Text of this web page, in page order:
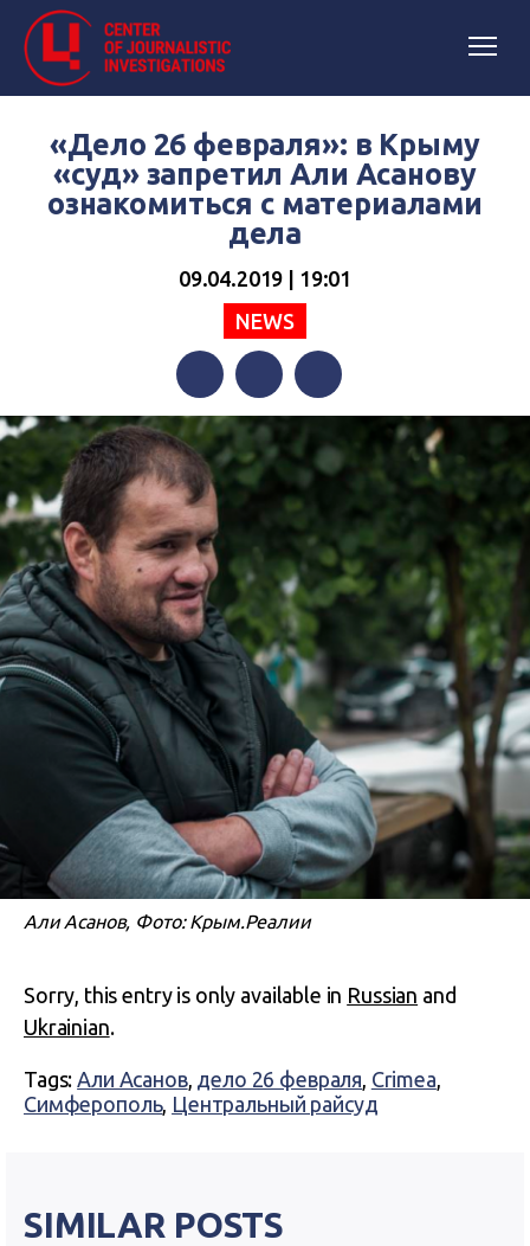
«Дело 26 февраля»: в Крыму
«суд» запретил Али Асанову
ознакомиться с материалами
дела
09.04.2019 | 19:01
NEWS
FacebookTwitterTelegram
Али Асанов, Фото: Крым.Реалии
Sorry, this entry is only available in Russian and
Ukrainian.
Tags:Али Асанов, дело 26 февраля, Crimea,
Симферополь, Центральный райсуд
SIMILAR POSTS